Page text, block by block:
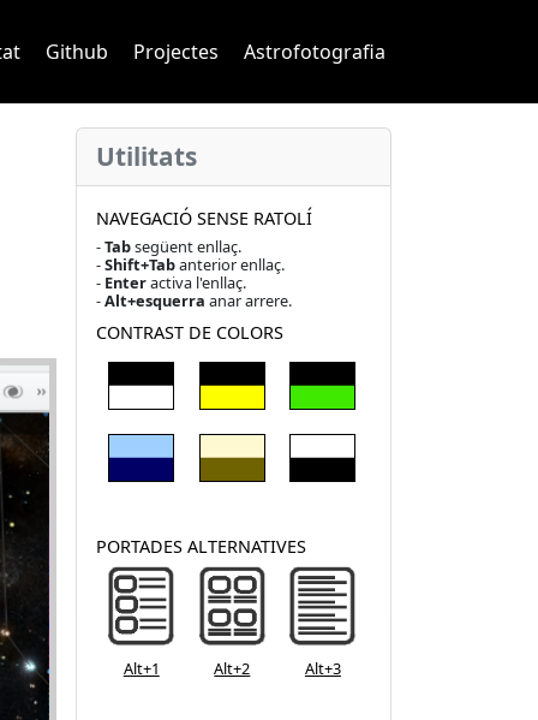
Github Projectes Astrofotografia
Utilitats
NAVEGACIÓ SENSE RATOLÍ
-Tabsegüent enllaç.
-Shift+Tabanterior enllaç.
- Enteractiva l'enllaç.
-Alt+esquerra anar arrere.
CONTRAST DE COLORS
PORTADES ALTERNATIVES
Alt+1 Alt+2 Alt+3